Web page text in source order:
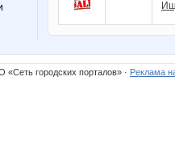
городских порталов» · Реклама